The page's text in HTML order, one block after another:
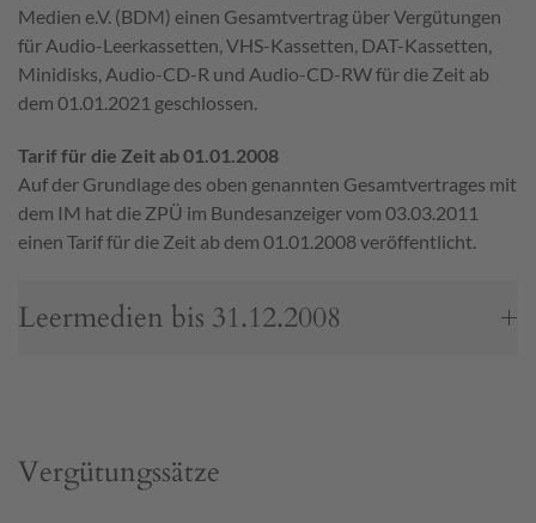
Medien e.V. (BDM) einen Gesamtvertrag über Vergütungen
für Audio-Leerkassetten, VHS-Kassetten, DAT-Kassetten,
Minidisks, Audio-CD-R und Audio-CD-RW für die Zeit ab
dem 01.01.2021 geschlossen.
Tarif für die Zeit ab 01.01.2008
Auf der Grundlage des oben genannten Gesamtvertrages mit
dem IM hat die ZPÜ im Bundesanzeiger vom 03.03.2011
einen Tarif für die Zeit ab dem 01.01.2008 veröffentlicht.
Leermedien bis 31.12.2008
Vergütungssätze